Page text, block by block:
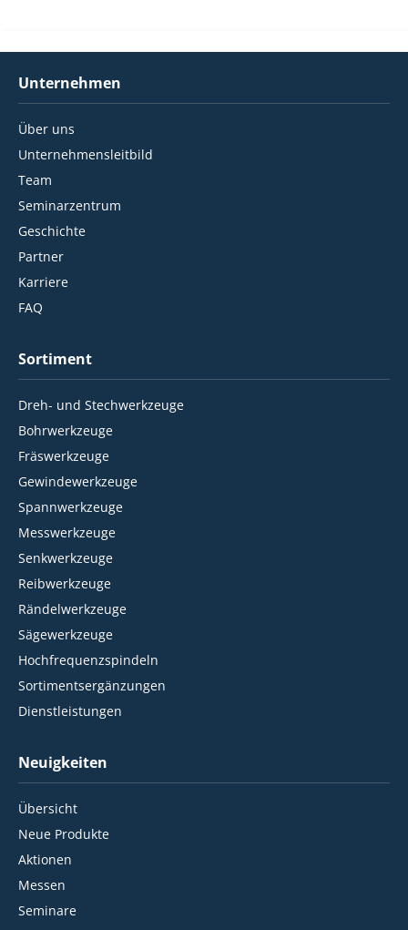
Unternehmen
Über uns
Unternehmensleitbild
Team
Seminarzentrum
Geschichte
Partner
Karriere
FAQ
Sortiment
Dreh- und Stechwerkzeuge
Bohrwerkzeuge
Fräswerkzeuge
Gewindewerkzeuge
Spannwerkzeuge
Messwerkzeuge
Senkwerkzeuge
Reibwerkzeuge
Rändelwerkzeuge
Sägewerkzeuge
Hochfrequenzspindeln
Sortimentsergänzungen
Dienstleistungen
Neuigkeiten
Übersicht
Neue Produkte
Aktionen
Messen
Seminare